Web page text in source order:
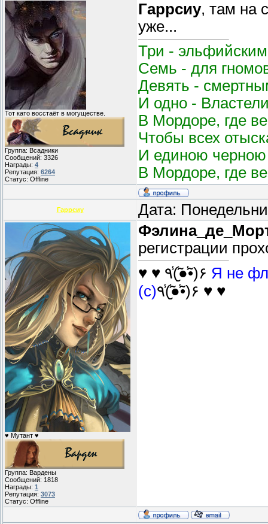
Тот като восстаёт в могуществе.
Группа: Всадники
Сообщений: 3326
Награды: 4
Репутация: 6264
Статус: Offline
Гаррсиу, там на
уже...
Три -
Семь - для
Девять -
И одно -
В Мордоре, где
Чтобы всех
И единою черною
В Мордоре, где
Гаррсиу Дата:
♥ Мутант ♥
Группа: Вардены
Сообщений: 1818
Награды: 1
Репутация: 3073
Статус: Offline
регистрации
♥ ♥ ٩(̾●̮̮̃̾•̃̾)۶ Я не
(с) ٩(̾●̮̮̃̾•̃̾)۶ ♥ ♥